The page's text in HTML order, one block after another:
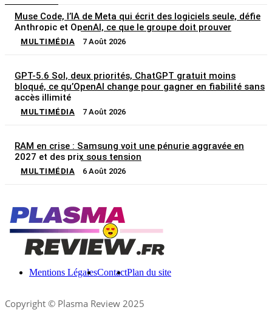
Muse Code, l’IA de Meta qui écrit des logiciels seule, défie
Anthropic et OpenAI, ce que le groupe doit prouver
MULTIMÉDIA 7 Août 2026
GPT-5.6 Sol, deux priorités, ChatGPT gratuit moins
bloqué, ce qu’OpenAI change pour gagner en fiabilité sans
accès illimité
MULTIMÉDIA 7 Août 2026
RAM en crise : Samsung voit une pénurie aggravée en
2027 et des prix sous tension
MULTIMÉDIA 6 Août 2026
Mentions LégalesContactPlan du site
Copyright © Plasma Review 2025